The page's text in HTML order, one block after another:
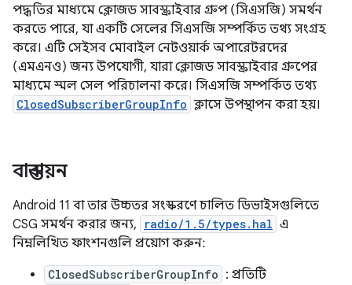
পদ্ধতির মাধ্যমে ক্লোজড সাবস্ক্রাইবার গ্রুপ (সিএসজি) সমর্থন
করতে পারে, যা একটি সেলের সিএসজি সম্পর্কিত তথ্য সংগ্রহ
করে। এটি সেইসব মোবাইল নেটওয়ার্ক অপারেটরদের
(এমএনও) জন্য উপযোগী, যারা ক্লোজড সাবস্ক্রাইবার গ্রুপের
মাধ্যমে স্মল সেল পরিচালনা করে। সিএসজি সম্পর্কিত তথ্য
ClosedSubscriberGroupInfo ক্লাসে উপস্থাপন করা হয়।
বাস্তবায়ন
Android 11 বা তার উচ্চতর সংস্করণে চালিত ডিভাইসগুলিতে
CSG সমর্থন করার জন্য,
radio/1.5/types.hal এ
নিম্নলিখিত ফাংশনগুলি প্রয়োগ করুন:
ClosedSubscriberGroupInfo : প্রতিটি